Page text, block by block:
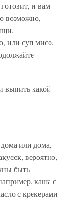
и вам
возможно,
или суп мисо,
выпить какой-
или дома,
вероятно,
быть
каша с
с крекерами